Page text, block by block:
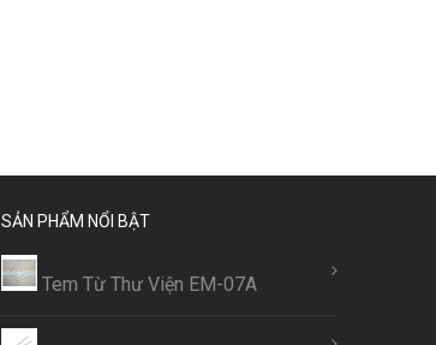
SẢN PHẨM NỔI BẬT
Tem Từ Thư Viện EM-07A